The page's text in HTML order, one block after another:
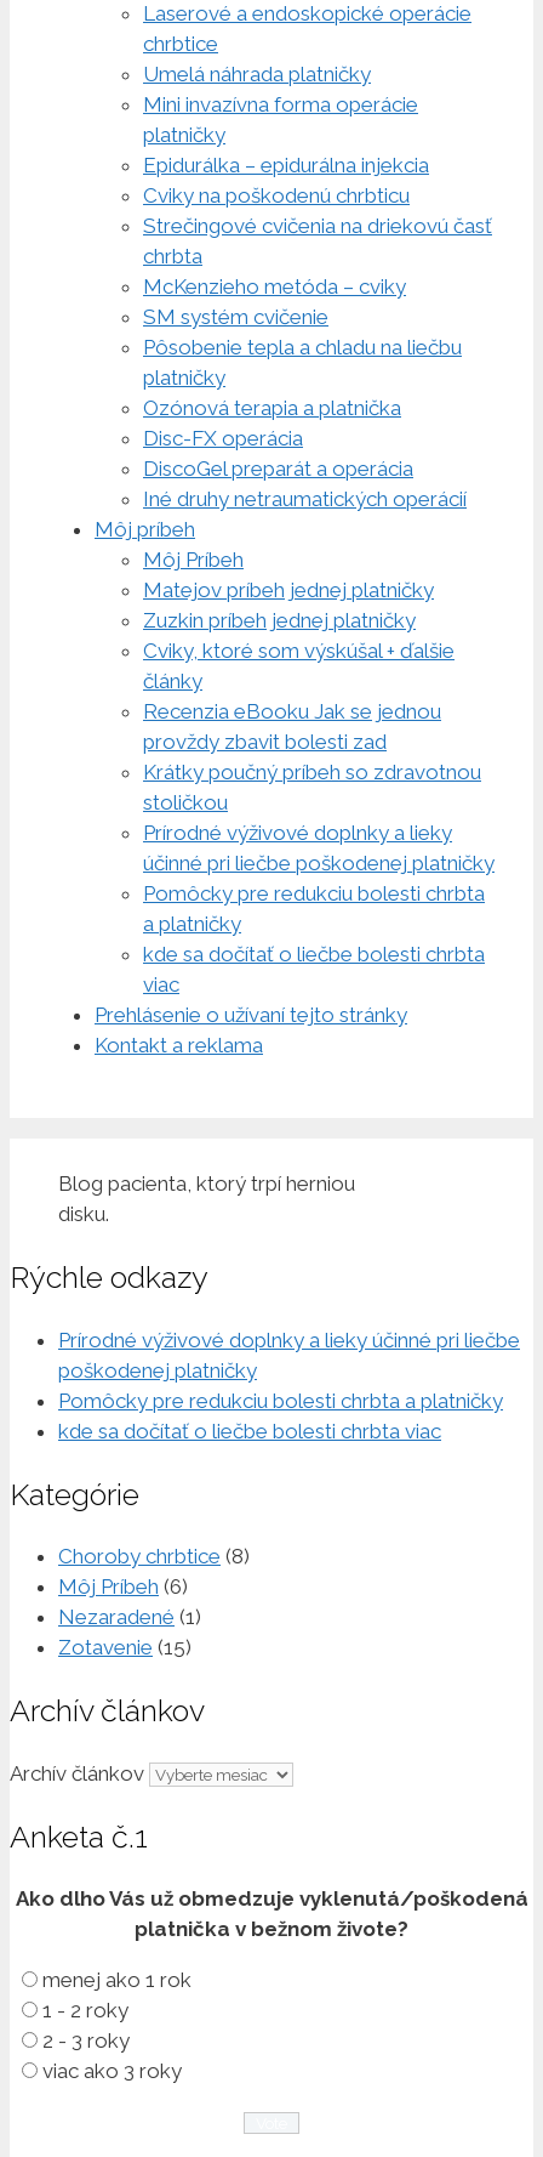
Laserové a endoskopické operácie
chrbtice
Umelá náhrada platničky
Mini invazívna forma operácie
platničky
Epidurálka – epidurálna injekcia
Cviky na poškodenú chrbticu
Strečingové cvičenia na driekovú časť
chrbta
McKenzieho metóda – cviky
SM systém cvičenie
Pôsobenie tepla a chladu na liečbu
platničky
Ozónová terapia a platnička
Disc-FX operácia
DiscoGel preparát a operácia
Iné druhy netraumatických operácií
Môj príbeh
Môj Príbeh
Matejov príbeh jednej platničky
Zuzkin príbeh jednej platničky
Cviky, ktoré som výskúšal + ďalšie
články
Recenzia eBooku Jak se jednou
provždy zbavit bolesti zad
Krátky poučný príbeh so zdravotnou
stoličkou
Prírodné výživové doplnky a lieky
účinné pri liečbe poškodenej platničky
Pomôcky pre redukciu bolesti chrbta
a platničky
kde sa dočítať o liečbe bolesti chrbta
viac
Prehlásenie o užívaní tejto stránky
Kontakt a reklama
Blog pacienta, ktorý trpí herniou
disku.
Rýchle odkazy
Prírodné výživové doplnky a lieky účinné pri liečbe
poškodenej platničky
Pomôcky pre redukciu bolesti chrbta a platničky
kde sa dočítať o liečbe bolesti chrbta viac
Kategórie
Choroby chrbtice (8)
Môj Príbeh (6)
Nezaradené (1)
Zotavenie (15)
Archív článkov
Archív článkov
Anketa č.1
Ako dlho Vás už obmedzuje vyklenutá/poškodená
platnička v bežnom živote?
menej ako 1 rok
1 - 2 roky
2 - 3 roky
viac ako 3 roky